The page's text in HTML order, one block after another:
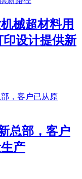
械超材料用
设计提供新
总部，客户
产